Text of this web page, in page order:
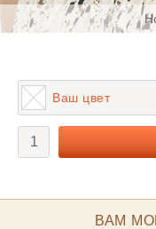
Ваш цвет
ВАМ